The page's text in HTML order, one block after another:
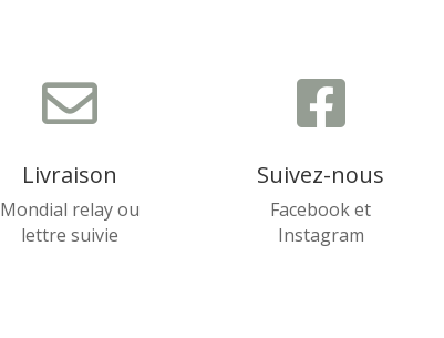

Livraison
Mondial relay ou
lettre suivie

Suivez-nous
Facebook et
Instagram